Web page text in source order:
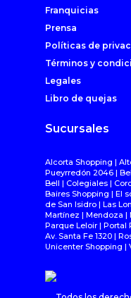
Franquicias
Prensa
Políticas de
Términos y
Legales
Libro de quejas
Sucursales
Alcorta Shopping |
Pueyrredón 2046 |
Bell | Colegiales |
Baires Shopping | El
de San Isidro | Las
Martínez | Mendoza |
Parque Leloir | Portal
Av. Santa Fe 1320 |
Unicenter Shopping |